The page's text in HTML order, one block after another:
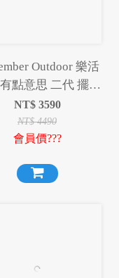
Outdoor 樂活
點意思 二代 擺頭
能渦輪扇 渦輪扇 風
扇 露營扇 電扇
NT$ 3590
NT$4490
會員價???